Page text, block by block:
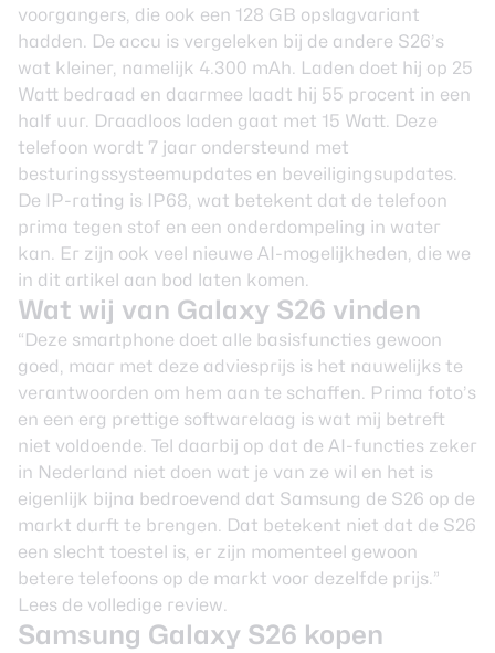
voorgangers, die ook een 128 GB opslagvariant
hadden. De accu is vergeleken bij de andere S26’s
wat kleiner, namelijk 4.300 mAh. Laden doet hij op 25
Watt bedraad en daarmee laadt hij 55 procent in een
half uur. Draadloos laden gaat met 15 Watt. Deze
telefoon wordt 7 jaar ondersteund met
besturingssysteemupdates en beveiligingsupdates.
De IP-rating is IP68, wat betekent dat de telefoon
prima tegen stof en een onderdompeling in water
kan. Er zijn ook veel nieuwe AI-mogelijkheden, die we
in dit artikel aan bod laten komen.
Wat wij van Galaxy S26 vinden
“Deze smartphone doet alle basisfuncties gewoon
goed, maar met deze adviesprijs is het nauwelijks te
verantwoorden om hem aan te schaffen. Prima foto’s
en een erg prettige softwarelaag is wat mij betreft
niet voldoende. Tel daarbij op dat de AI-functies zeker
in Nederland niet doen wat je van ze wil en het is
eigenlijk bijna bedroevend dat Samsung de S26 op de
markt durft te brengen. Dat betekent niet dat de S26
een slecht toestel is, er zijn momenteel gewoon
betere telefoons op de markt voor dezelfde prijs.”
Lees de volledige review.
Samsung Galaxy S26 kopen